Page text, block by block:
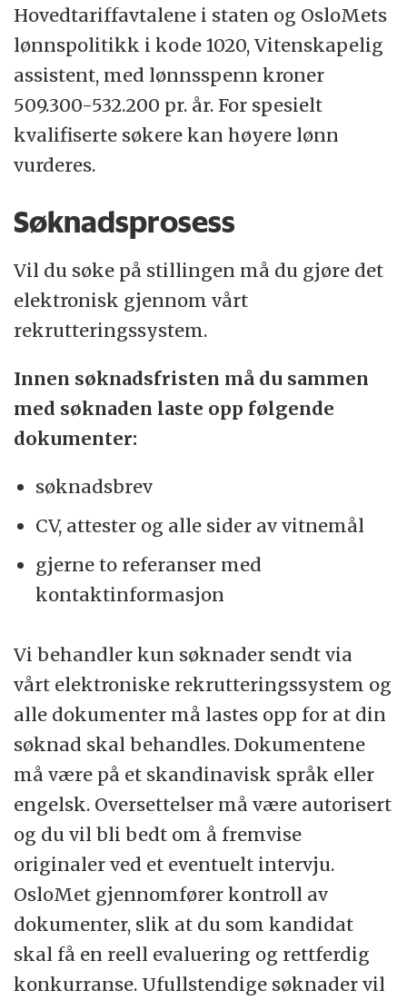
Hovedtariffavtalene i staten og OsloMets
lønnspolitikk i kode 1020, Vitenskapelig
assistent, med lønnsspenn kroner
509.300-532.200 pr. år. For spesielt
kvalifiserte søkere kan høyere lønn
vurderes.
Søknadsprosess
Vil du søke på stillingen må du gjøre det
elektronisk gjennom vårt
rekrutteringssystem.
Innen søknadsfristen må du sammen
med søknaden laste opp følgende
dokumenter:
søknadsbrev
CV, attester og alle sider av vitnemål
gjerne to referanser med
kontaktinformasjon
Vi behandler kun søknader sendt via
vårt elektroniske rekrutteringssystem og
alle dokumenter må lastes opp for at din
søknad skal behandles. Dokumentene
må være på et skandinavisk språk eller
engelsk. Oversettelser må være autorisert
og du vil bli bedt om å fremvise
originaler ved et eventuelt intervju.
OsloMet gjennomfører kontroll av
dokumenter, slik at du som kandidat
skal få en reell evaluering og rettferdig
konkurranse. Ufullstendige søknader vil